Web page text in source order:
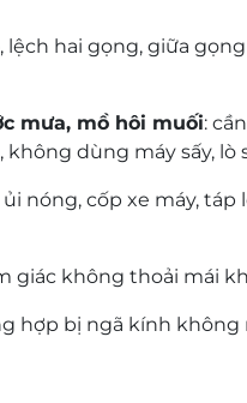
hai gọng, giữa
mưa, mồ hôi muối:
dùng máy sấy, lò
nóng, cốp xe máy,
giác không thoải mái
hợp bị ngã kính